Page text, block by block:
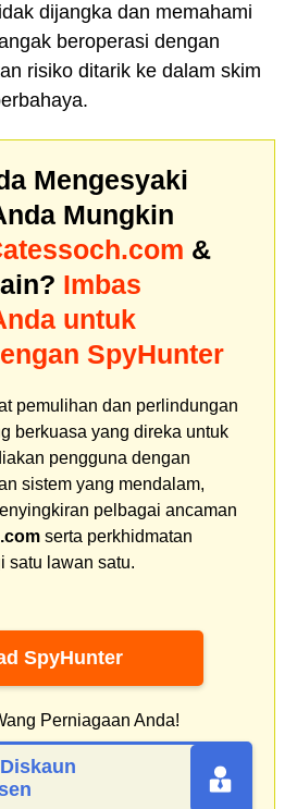
dijangka dan memahami
beroperasi dengan
risiko ditarik ke dalam skim
Mengesyaki
Mungkin
&
Imbas
untuk
SpyHunter
pemulihan dan perlindungan
berkuasa yang direka untuk
pengguna dengan
sistem yang mendalam,
pelbagai ancaman
serta perkhidmatan
satu lawan satu.
SpyHunter
Perniagaan Anda!